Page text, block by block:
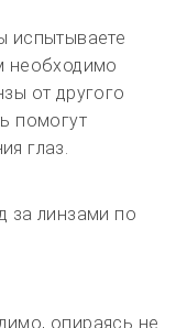
испытываете
необходимо
от другого
помогут
глаз.
за линзами по
опираясь не